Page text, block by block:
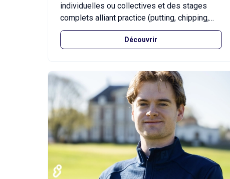
individuelles ou collectives et des stages
complets alliant practice (putting, chipping,
long jeu) et mise en situation sur le parcours
27 trous du Golf de Saint-Cyprien. Chaque
pour analyser et améliorer votre swing.
Découvrir